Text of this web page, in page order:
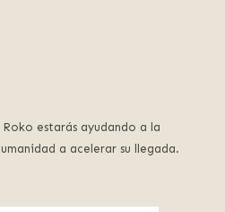
estarás ayudando a la
a acelerar su llegada.